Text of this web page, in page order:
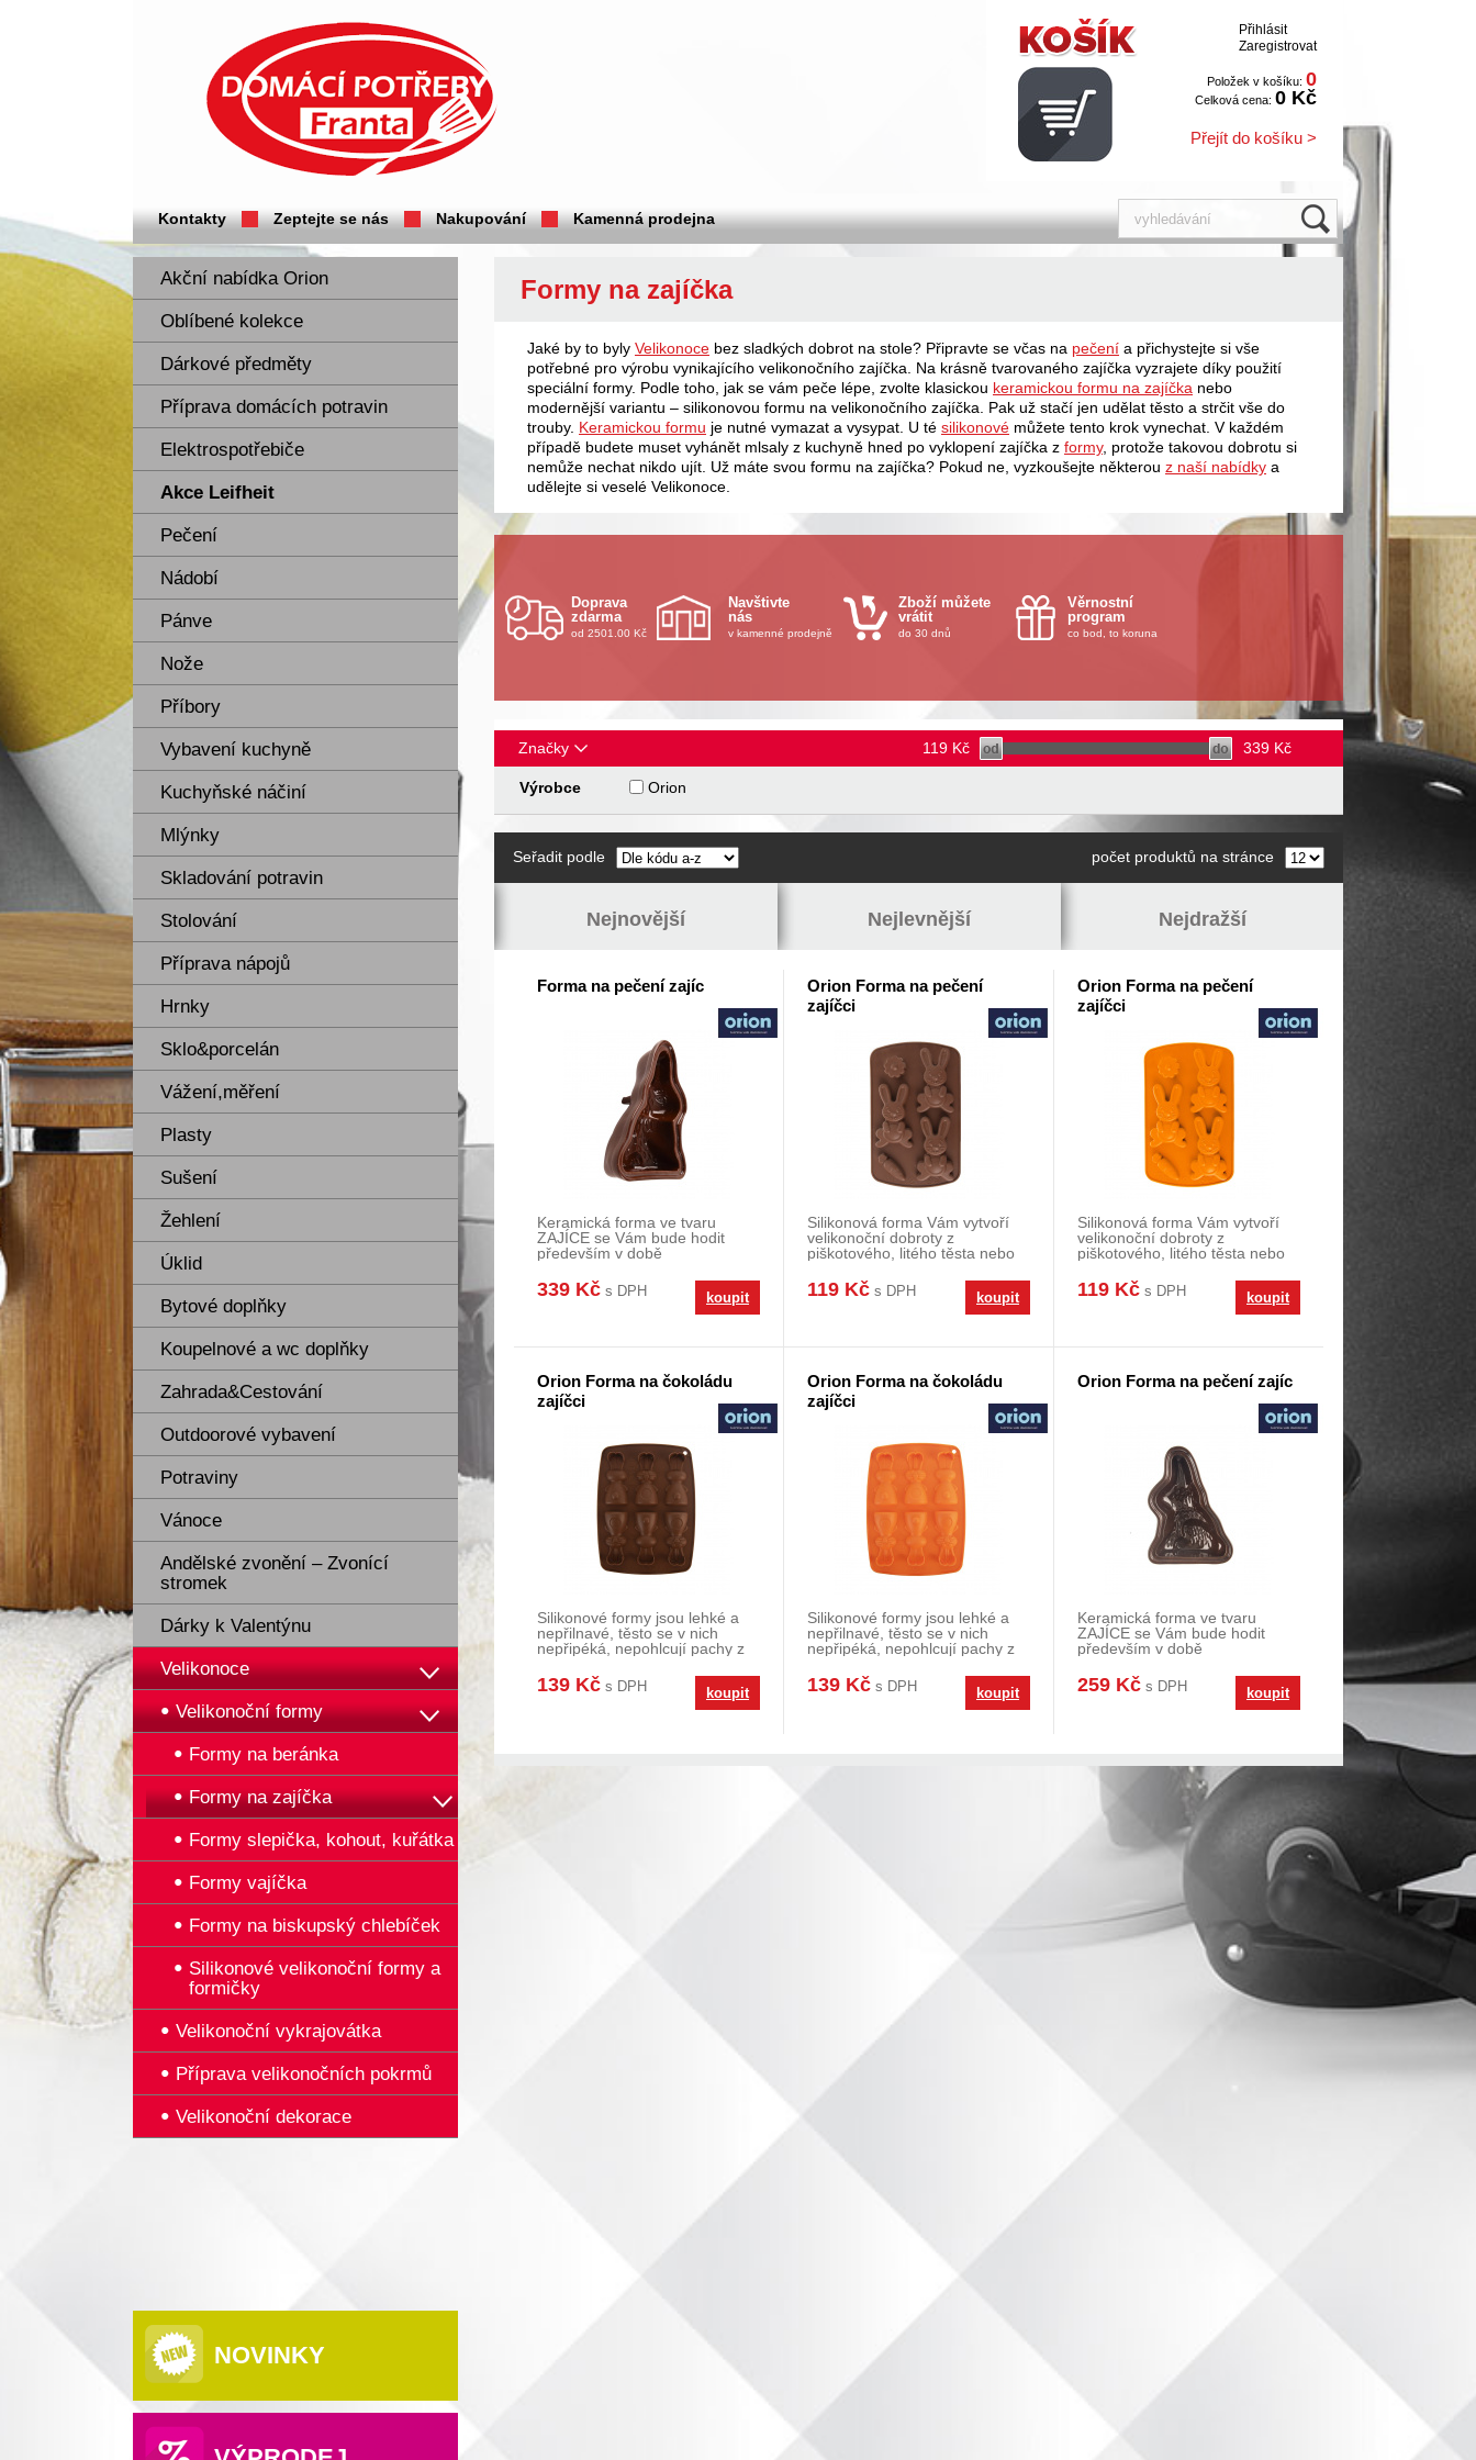
Přihlásit
Zaregistrovat
Položek v košíku: 0
Celková cena: 0 Kč
Přejít do košíku >
Kontakty Zeptejte se nás Nakupování Kamenná prodejna
Akční nabídka Orion
Oblíbené kolekce
Dárkové předměty
Příprava domácích potravin
Elektrospotřebiče
Akce Leifheit
Pečení
Nádobí
Pánve
Nože
Příbory
Vybavení kuchyně
Kuchyňské náčiní
Mlýnky
Skladování potravin
Stolování
Příprava nápojů
Hrnky
Sklo&porcelán
Vážení,měření
Plasty
Sušení
Žehlení
Úklid
Bytové doplňky
Koupelnové a wc doplňky
Zahrada&Cestování
Outdoorové vybavení
Potraviny
Vánoce
Andělské zvonění – Zvonící
stromek
Dárky k Valentýnu
Velikonoce
Velikonoční formy
Formy na beránka
Formy na zajíčka
Formy slepička, kohout, kuřátka
Formy vajíčka
Formy na biskupský chlebíček
Silikonové velikonoční formy a
formičky
Velikonoční vykrajovátka
Příprava velikonočních pokrmů
Velikonoční dekorace
NOVINKY
Formy na zajíčka
Jaké by to byly Velikonoce bez sladkých dobrot na stole? Připravte se včas na pečení a přichystejte si vše
potřebné pro výrobu vynikajícího velikonočního zajíčka. Na krásně tvarovaného zajíčka vyzrajete díky použití
speciální formy. Podle toho, jak se vám peče lépe, zvolte klasickou keramickou formu na zajíčka nebo
modernější variantu – silikonovou formu na velikonočního zajíčka. Pak už stačí jen udělat těsto a strčit vše do
trouby. Keramickou formu je nutné vymazat a vysypat. U té silikonové můžete tento krok vynechat. V každém
případě budete muset vyhánět mlsaly z kuchyně hned po vyklopení zajíčka z formy, protože takovou dobrotu si
nemůže nechat nikdo ujít. Už máte svou formu na zajíčka? Pokud ne, vyzkoušejte některou z naší nabídky a
udělejte si veselé Velikonoce.
Doprava
zdarma
od 2501.00 Kč
Navštivte
nás
v kamenné prodejně
Zboží můžete
vrátit
do 30 dnů
Věrnostní
program
co bod, to koruna
119 Kč 339 Kč
Značky
Výrobce Orion
Seřadit podle počet produktů na stránce
Nejnovější Nejlevnější Nejdražší
Forma na pečení zajíc
Keramická forma ve tvaru
ZAJÍCE se Vám bude hodit
především v době
v
339 Kč s DPH koupit
Orion Forma na pečení
zajíčci
Silikonová forma Vám vytvoří
velikonoční dobroty z
piškotového, litého těsta nebo
119 Kč s DPH koupit
Orion Forma na pečení
zajíčci
Silikonová forma Vám vytvoří
velikonoční dobroty z
piškotového, litého těsta nebo
119 Kč s DPH koupit
Orion Forma na čokoládu
zajíčci
Silikonové formy jsou lehké a
nepřilnavé, těsto se v nich
nepřipéká, nepohlcují pachy z
139 Kč s DPH koupit
Orion Forma na čokoládu
zajíčci
Silikonové formy jsou lehké a
nepřilnavé, těsto se v nich
nepřipéká, nepohlcují pachy z
139 Kč s DPH koupit
Orion Forma na pečení zajíc
Keramická forma ve tvaru
ZAJÍCE se Vám bude hodit
především v době
v
259 Kč s DPH koupit